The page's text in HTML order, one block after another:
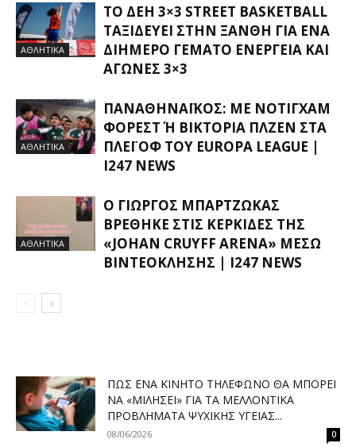
ΑΘΛΗΤΙΚΑ
ΤΟ ΔΕΗ 3×3 STREET BASKETBALL
ΤΑΞΙΔΕΎΕΙ ΣΤΗΝ ΞΆΝΘΗ ΓΙΑ ΈΝΑ
ΔΙΉΜΕΡΟ ΓΕΜΆΤΟ ΕΝΈΡΓΕΙΑ ΚΑΙ
ΑΓΏΝΕΣ 3×3
ΑΘΛΗΤΙΚΑ
ΠΑΝΑΘΗΝΑΪΚΌΣ: ΜΕ ΝΌΤΙΓΧΑΜ
ΦΌΡΕΣΤ Ή ΒΙΚΤΌΡΙΑ ΠΛΖΕΝ ΣΤΑ Π
ΛΈΙ ΟΦ ΤΟΥ EUROPA LEAGUE |
I247 NEWS
ΑΘΛΗΤΙΚΑ
Ο ΓΙΏΡΓΟΣ ΜΠΑΡΤΖΏΚΑΣ
ΒΡΈΘΗΚΕ ΣΤΙΣ ΚΕΡΚΊΔΕΣ ΤΗΣ
«JOHAN CRUYFF ARENA» ΜΈΣΩ
ΒΙΝΤΕΟΚΛΉΣΗΣ | I247 NEWS
ΠΏΣ ΈΝΑ ΚΙΝΗΤΌ ΤΗΛΈΦΩΝΟ ΘΑ ΜΠΟΡΕΊ
ΝΑ «ΜΙΛΉΣΕΙ» ΓΙΑ ΤΑ ΜΕΛΛΟΝΤΙΚΆ
ΠΡΟΒΛΉΜΑΤΑ ΨΥΧΙΚΉΣ ΥΓΕΊΑΣ...
08/06/2026 0